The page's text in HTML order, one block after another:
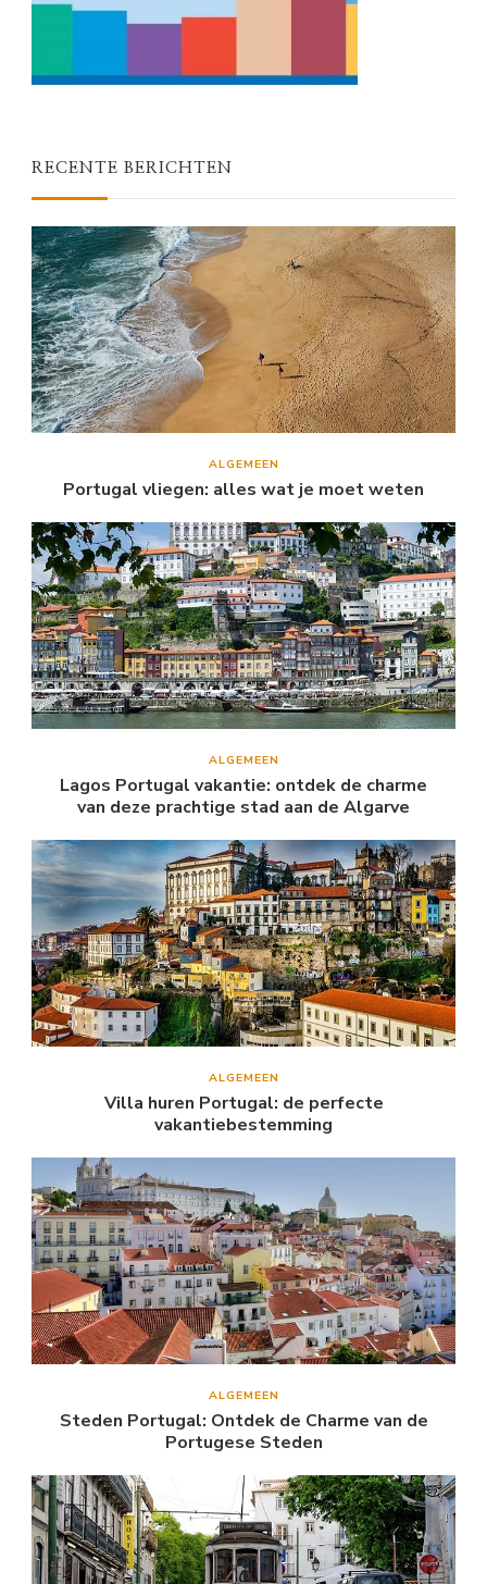
RECENTE BERICHTEN
ALGEMEEN
Portugal vliegen: alles wat je moet weten
ALGEMEEN
Lagos Portugal vakantie: ontdek de charme
van deze prachtige stad aan de Algarve
ALGEMEEN
Villa huren Portugal: de perfecte
vakantiebestemming
ALGEMEEN
Steden Portugal: Ontdek de Charme van de
Portugese Steden